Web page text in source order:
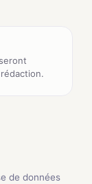
de données